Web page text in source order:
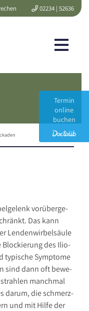
vor­über­ge­
Das kann
Len­den­wir­bel­säu­le
Blo­ckie­rung des Ilio­
ty­pi­sche Sym­pto­me
sind dann oft be­we­
manch­mal
dar­um, die schmerz­
und mit Hil­fe der
02234 | 52636
Termin
online
buchen